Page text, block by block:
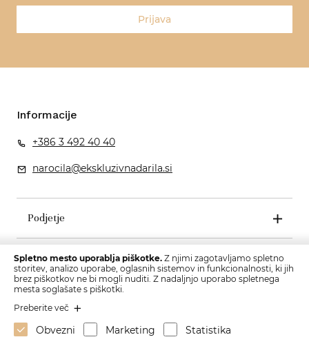
Prijava
Informacije
+386 3 492 40 40
narocila@ekskluzivnadarila.si
Podjetje
Pogoji poslovanja
Spletno mesto uporablja piškotke. Z njimi zagotavljamo spletno
storitev, analizo uporabe, oglasnih sistemov in funkcionalnosti, ki jih
brez piškotkov ne bi mogli nuditi. Z nadaljnjo uporabo spletnega
mesta soglašate s piškotki.
Preberite več
Obvezni Marketing Statistika